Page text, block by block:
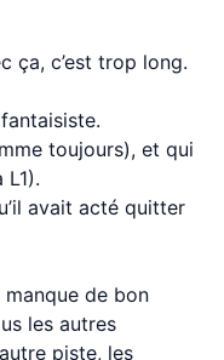
ça, c’est trop long.
toujours), et qui
avait acté quitter
de bon
les autres
piste, les